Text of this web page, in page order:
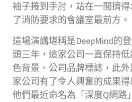
袖子捲到手肘，站在一間擠
了消防要求的會議室最前方。
這場演講堪稱是DeepMind的
頭三年，這家公司一直保持
色背景、公司品牌標誌，此
家公司有了令人興奮的成果得
他們最近命名為「深度Q網路